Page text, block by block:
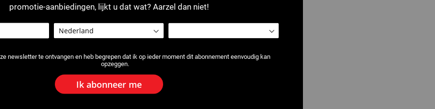
promotie-aanbiedingen, lijkt u dat wat? Aarzel dan niet!
newsletter te ontvangen en heb begrepen dat ik op ieder moment dit abonnement eenvoudig kan
opzeggen.
Ik abonneer me